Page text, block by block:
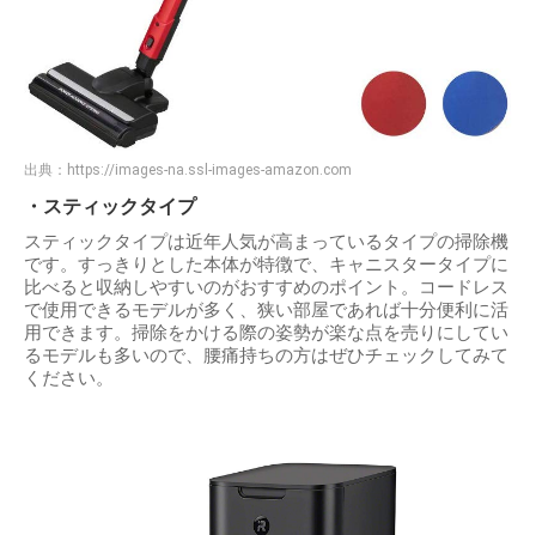
出典： https://images-na.ssl-images-amazon.com
・スティックタイプ
スティックタイプは近年人気が高まっているタイプの掃除機
です。すっきりとした本体が特徴で、キャニスタータイプに
比べると収納しやすいのがおすすめのポイント。コードレス
で使用できるモデルが多く、狭い部屋であれば十分便利に活
用できます。掃除をかける際の姿勢が楽な点を売りにしてい
るモデルも多いので、腰痛持ちの方はぜひチェックしてみて
ください。